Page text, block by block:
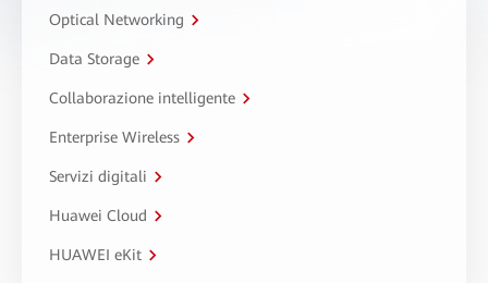
Optical Networking
Data Storage
Collaborazione intelligente
Enterprise Wireless
Servizi digitali
Huawei Cloud
HUAWEI eKit